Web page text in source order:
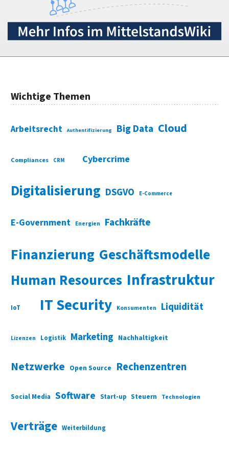
Wichtige Themen
Arbeitsrecht Authentifizierung Big Data Cloud
Compliances CRM Cybercrime
Digitalisierung DSGVO E-Commerce
E-Government Energien Fachkräfte
Finanzierung Geschäftsmodelle
Human Resources Infrastruktur
IoT IT Security Konsumenten Liquidität
Lizenzen Logistik Marketing Nachhaltigkeit
Netzwerke Open Source Rechenzentren
Social Media Software Start-up Steuern Technologien
Verträge Weiterbildung